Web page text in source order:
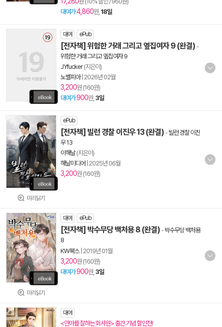
대여가4,860원, 18일
대여 ePub
[전자책] 위험한 거래 그리고 옆집여자 9 (완결) -
위험한 거래 그리고 옆집여자 9
JYfucker(지은이)
노벨피아| 2026년 02월
3,200원 (160원)
대여가900원, 3일
미리읽기
ePub
[전자책] 빌런 경찰 이진우 13 (완결) - 빌런 경찰 이진
우 13
이해날(지은이)
해날미디어 2025년 06월
3,200원 (160원)
미리읽기
대여 ePub
[전자책] 박수무당 백처용 8 (완결) - 박수무당 백처용
8
KW북스| 2019년 01월
3,200원 (160원)
대여가900원, 3일
대여
<안마를 잘하는 회사원> 출간 기념 할인전!